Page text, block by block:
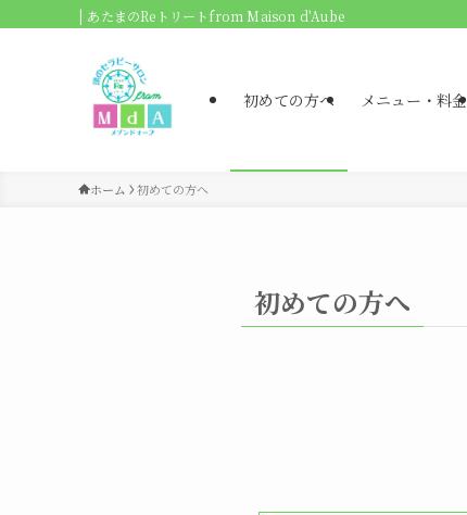
| あたまのReトリートfrom Maison d'Aube
初めての方へ メニュー・料金
ホーム 初めての方へ
初めての方へ